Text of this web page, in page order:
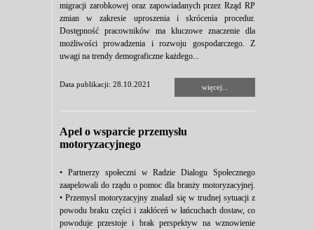
migracji zarobkowej oraz zapowiadanych przez Rząd RP
zmian w zakresie uproszenia i skrócenia procedur.
Dostępność pracowników ma kluczowe znaczenie dla
możliwości prowadzenia i rozwoju gospodarczego. Z
uwagi na trendy demograficzne każdego...
Data publikacji: 28.10.2021 więcej...
Apel o wsparcie przemysłu
motoryzacyjnego
• Partnerzy społeczni w Radzie Dialogu Społecznego
zaapelowali do rządu o pomoc dla branży motoryzacyjnej.
• Przemysł motoryzacyjny znalazł się w trudnej sytuacji z
powodu braku części i zakłóceń w łańcuchach dostaw, co
powoduje przestoje i brak perspektyw na wznowienie